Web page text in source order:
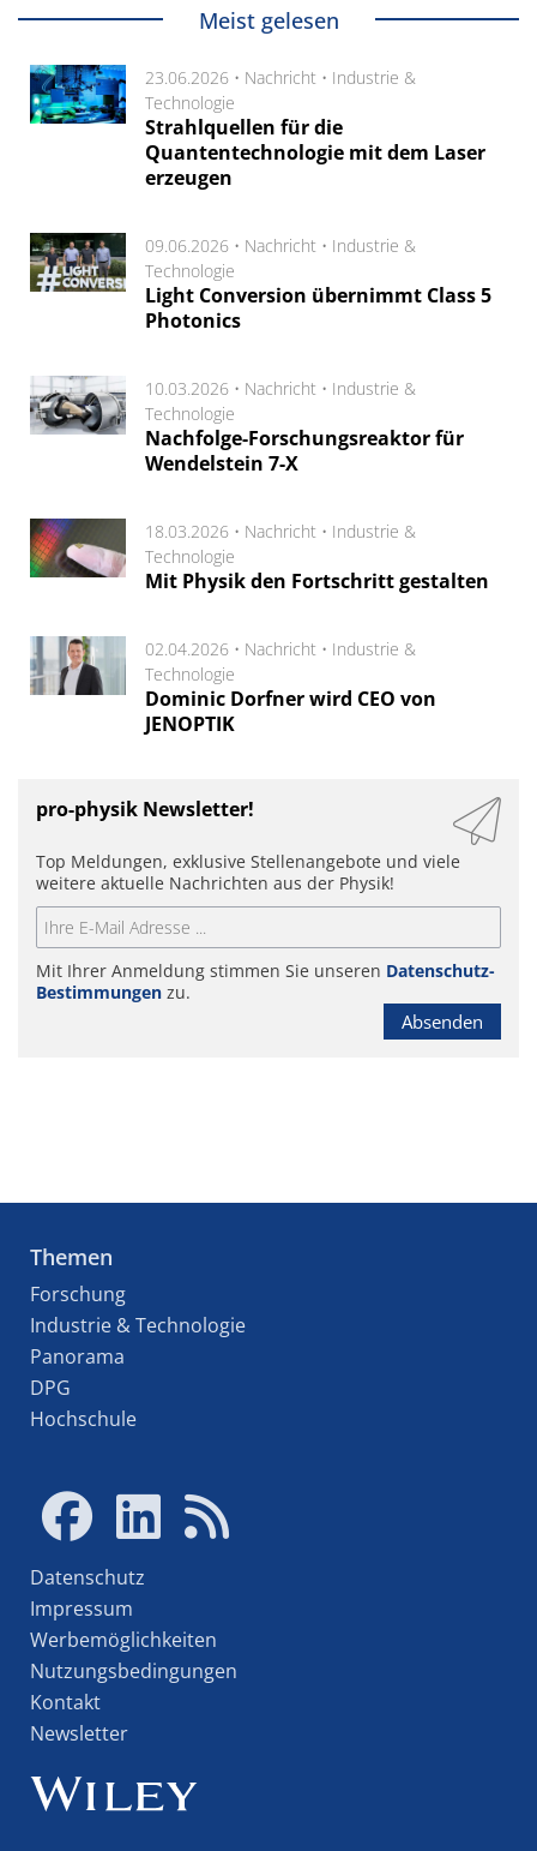
Meist gelesen
23.06.2026 • Nachricht • Industrie &
Technologie
Strahlquellen für die
Quantentechnologie mit dem Laser
erzeugen
09.06.2026 • Nachricht • Industrie &
Technologie
Light Conversion übernimmt Class 5
Photonics
10.03.2026 • Nachricht • Industrie &
Technologie
Nachfolge-Forschungsreaktor für
Wendelstein 7-X
18.03.2026 • Nachricht • Industrie &
Technologie
Mit Physik den Fortschritt gestalten
02.04.2026 • Nachricht • Industrie &
Technologie
Dominic Dorfner wird CEO von
JENOPTIK
pro-physik Newsletter!
Top Meldungen, exklusive Stellenangebote und viele
weitere aktuelle Nachrichten aus der Physik!
Mit Ihrer Anmeldung stimmen Sie unseren Datenschutz-
Bestimmungen zu.
Absenden
Themen
Forschung
Industrie & Technologie
Panorama
DPG
Hochschule
Datenschutz
Impressum
Werbemöglichkeiten
Nutzungsbedingungen
Kontakt
Newsletter